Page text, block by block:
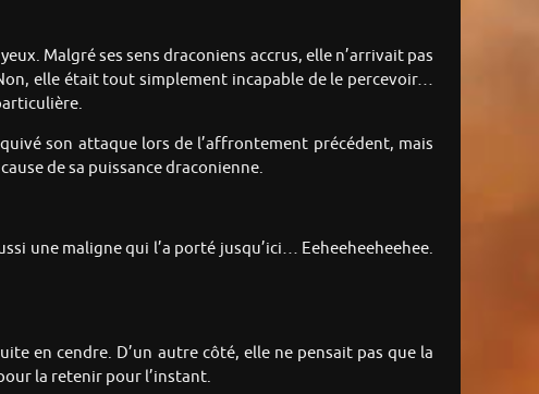
Malgré ses sens draconiens accrus, elle n’arrivait pas
elle était tout simplement incapable de le percevoir…
son attaque lors de l’affrontement précédent, mais
de sa puissance draconienne.
une maligne qui l’a porté jusqu’ici… Eeheeheeheehee.
en cendre. D’un autre côté, elle ne pensait pas que la
la retenir pour l’instant.